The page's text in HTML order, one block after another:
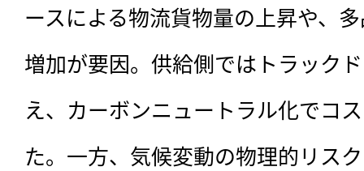
ースによる物流貨物量の上昇や、
増加が要因。供給側ではトラック
え、カーボンニュートラル化でコ
た。一方、気候変動の物理的リス